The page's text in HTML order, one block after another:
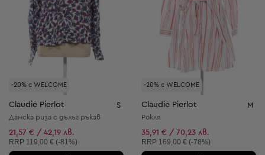
-20% с WELCOME
Claudie Pierlot S
Дамска риза с дълъг ръкав
21,57 € / 42,19 лв.
Препоръчителна цена:
RRP 119,00 € (-81%)
-20% с WELCOME
Claudie Pierlot M
Рокля
35,91 € / 70,23 лв.
Препоръчителна цена:
RRP 169,00 € (-78%)